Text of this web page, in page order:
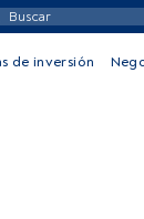
de inversión